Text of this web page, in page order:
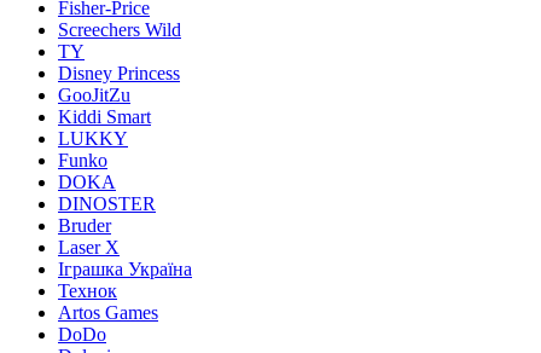
Fisher-Price
Screechers Wild
TY
Disney Princess
GooJitZu
Kiddi Smart
LUKKY
Funko
DOKA
DINOSTER
Bruder
Laser X
Іграшка Україна
Технок
Artos Games
DoDo